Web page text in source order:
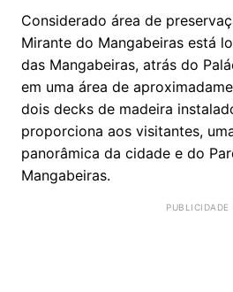
Considerado área de
Mirante do Mangabeiras está
das Mangabeiras, atrás do
em uma área de
dois decks de madeira
proporciona aos visitantes,
panorâmica da cidade e do
Mangabeiras.